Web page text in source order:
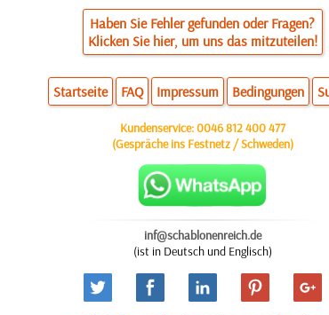
Haben Sie Fehler gefunden oder Fragen?
Klicken Sie hier, um uns das mitzuteilen!
Startseite FAQ Impressum Bedingungen
Kundenservice:0046 812 400 477
(Gespräche ins Festnetz / Schweden)
inf@schablonenreich.de
(ist in Deutsch und Englisch)